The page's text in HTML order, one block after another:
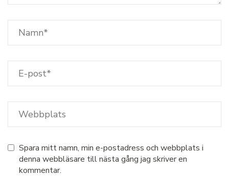
Spara mitt namn, min e-postadress och webbplats i
denna webbläsare till nästa gång jag skriver en
kommentar.